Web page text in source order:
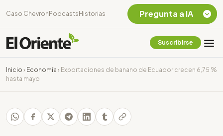
Caso Chevron Podcasts Historias
Suscribirse
Inicio › Economía › Exportaciones de banano de Ecuador crecen 6,75 %
hasta mayo
Pregunta a IA
Chevron Ecuador